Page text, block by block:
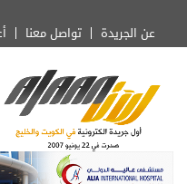
تواصل معنا عن الجريدة